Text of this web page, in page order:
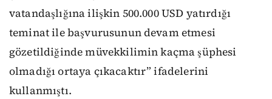
vatandaşlığına ilişkin 500.000 USD yatırdığı
teminat ile başvurusunun devam etmesi
gözetildiğinde müvekkilimin kaçma şüphesi
olmadığı ortaya çıkacaktır” ifadelerini
kullanmıştı.